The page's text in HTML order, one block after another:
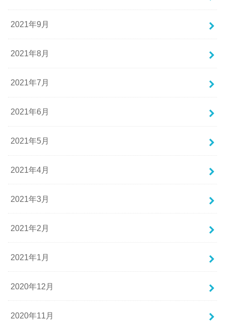
2021年9月
2021年8月
2021年7月
2021年6月
2021年5月
2021年4月
2021年3月
2021年2月
2021年1月
2020年12月
2020年11月